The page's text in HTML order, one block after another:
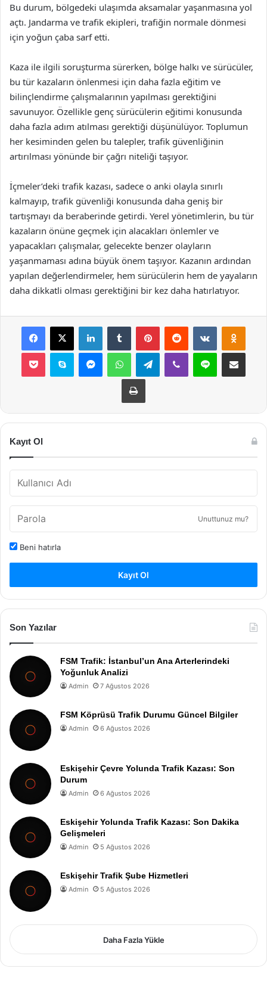
Bu durum, bölgedeki ulaşımda aksamalar yaşanmasına yol
açtı. Jandarma ve trafik ekipleri, trafiğin normale dönmesi
için yoğun çaba sarf etti.
Kaza ile ilgili soruşturma sürerken, bölge halkı ve sürücüler,
bu tür kazaların önlenmesi için daha fazla eğitim ve
bilinçlendirme çalışmalarının yapılması gerektiğini
savunuyor. Özellikle genç sürücülerin eğitimi konusunda
daha fazla adım atılması gerektiği düşünülüyor. Toplumun
her kesiminden gelen bu talepler, trafik güvenliğinin
artırılması yönünde bir çağrı niteliği taşıyor.
İçmeler’deki trafik kazası, sadece o anki olayla sınırlı
kalmayıp, trafik güvenliği konusunda daha geniş bir
tartışmayı da beraberinde getirdi. Yerel yönetimlerin, bu tür
kazaların önüne geçmek için alacakları önlemler ve
yapacakları çalışmalar, gelecekte benzer olayların
yaşanmaması adına büyük önem taşıyor. Kazanın ardından
yapılan değerlendirmeler, hem sürücülerin hem de yayaların
daha dikkatli olması gerektiğini bir kez daha hatırlatıyor.
Facebook
X LinkedInTumblr PinterestReddit VKontakte
Pocket Skype MessengerWhatsAppTelegramViber Line E-Posta ile
Yazdır
Kayıt Ol
Unuttunuz mu?
Beni hatırla
Kayıt Ol
Son Yazılar
FSM Trafik: İstanbul’un Ana Arterlerindeki
Yoğunluk Analizi
Admin 7 Ağustos 2026
FSM Köprüsü Trafik Durumu Güncel Bilgiler
Admin 6 Ağustos 2026
Eskişehir Çevre Yolunda Trafik Kazası: Son
Durum
Admin 6 Ağustos 2026
Eskişehir Yolunda Trafik Kazası: Son Dakika
Gelişmeleri
Admin 5 Ağustos 2026
Eskişehir Trafik Şube Hizmetleri
Admin 5 Ağustos 2026
Daha Fazla Yükle